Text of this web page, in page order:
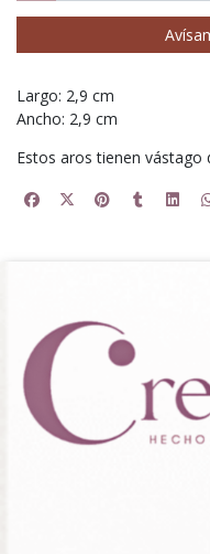
Largo: 2,9 cm
Ancho: 2,9 cm
Estos aros tienen vástago